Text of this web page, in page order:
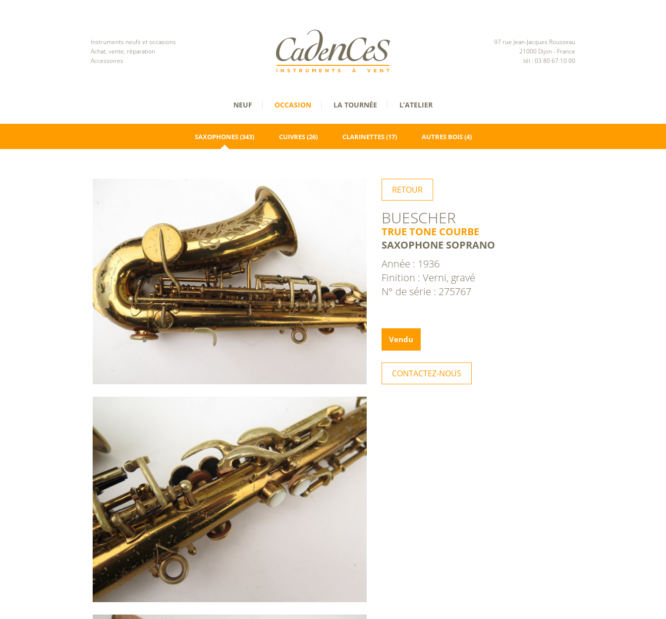
Instruments neufs et occasions
Achat, vente, réparation
Accessoires
97 rue Jean-Jacques Rousseau
21000 Dijon - France
tél : 03 80 67 10 00
NEUF OCCASION LA TOURNÉE L’ATELIER
SAXOPHONES(343) CUIVRES(26) CLARINETTES(17) AUTRES BOIS(4)
RETOUR
BUESCHER
TRUE TONE COURBE
SAXOPHONE SOPRANO
Année : 1936
Finition : Verni, gravé
N° de série : 275767
Vendu
CONTACTEZ-NOUS